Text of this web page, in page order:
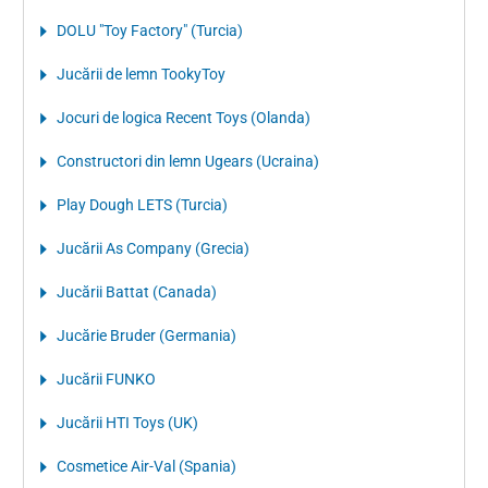
DOLU "Toy Factory" (Turcia)
Jucării de lemn TookyToy
Jocuri de logica Recent Toys (Olanda)
Constructori din lemn Ugears (Ucraina)
Play Dough LETS (Turcia)
Jucării As Company (Grecia)
Jucării Battat (Canada)
Jucărie Bruder (Germania)
Jucării FUNKO
Jucării HTI Toys (UK)
Cosmetice Air-Val (Spania)